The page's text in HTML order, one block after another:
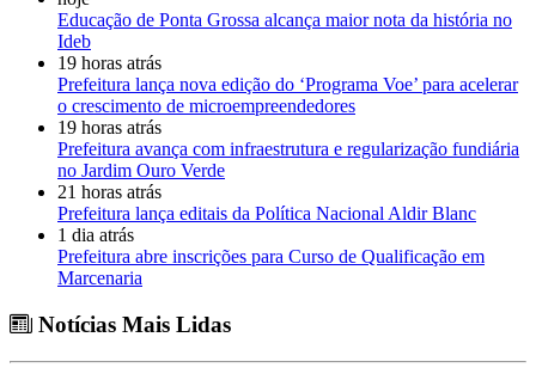
Educação de Ponta Grossa alcança maior nota da história no
Ideb
19 horas atrás
Prefeitura lança nova edição do ‘Programa Voe’ para acelerar
o crescimento de microempreendedores
19 horas atrás
Prefeitura avança com infraestrutura e regularização fundiária
no Jardim Ouro Verde
21 horas atrás
Prefeitura lança editais da Política Nacional Aldir Blanc
1 dia atrás
Prefeitura abre inscrições para Curso de Qualificação em
Marcenaria
Notícias Mais Lidas